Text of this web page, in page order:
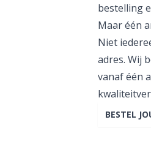
bestelling
Maar één
Niet
adres. Wij
vanaf één
BESTEL